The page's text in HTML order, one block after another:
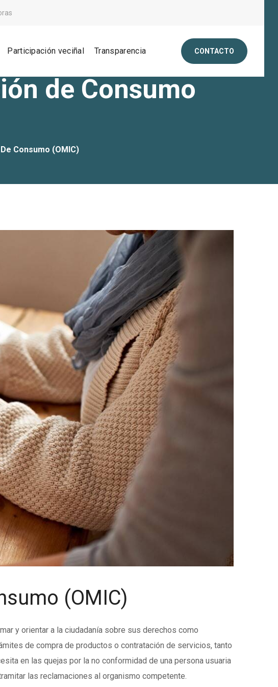
Participación veciñal Transparencia CONTACTO
de Consumo
Consumo (OMIC)
(OMIC)
y orientar a la ciudadanía sobre sus derechos como
de compra de productos o contratación de servicios, tanto
en las quejas por la no conformidad de una persona usuaria
las reclamaciones al organismo competente.